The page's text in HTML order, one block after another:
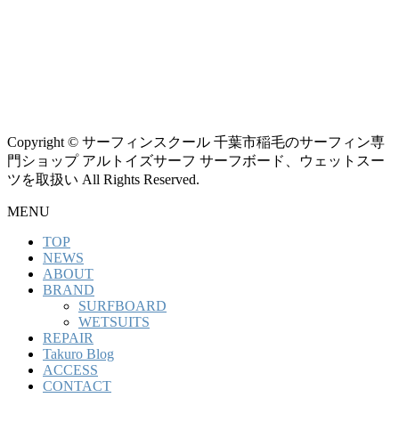
Copyright © サーフィンスクール 千葉市稲毛のサーフィン専
門ショップ アルトイズサーフ サーフボード、ウェットスー
ツを取扱い All Rights Reserved.
MENU
TOP
NEWS
ABOUT
BRAND
SURFBOARD
WETSUITS
REPAIR
Takuro Blog
ACCESS
CONTACT